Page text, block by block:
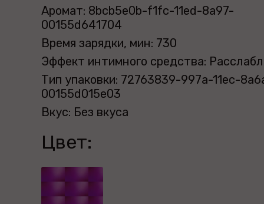
Аромат: 8bcb5e0b-f1fc-11ed-8a97-
00155d641704
Время зарядки, мин: 730
Эффект интимного средства:
Тип упаковки: 72763839-997a-11ec-
00155d015e03
Вкус: Без вкуса
Цвет: